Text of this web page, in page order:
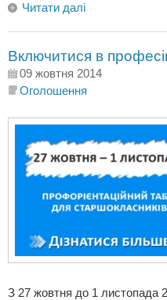
Читати далі
Включитися в
09 жовтня 2014
Оголошення
З 27 жовтня до 1 листопада